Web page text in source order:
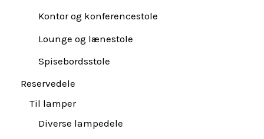
Kontor og konferencestole
Lounge og lænestole
Spisebordsstole
Reservedele
Til lamper
Diverse lampedele